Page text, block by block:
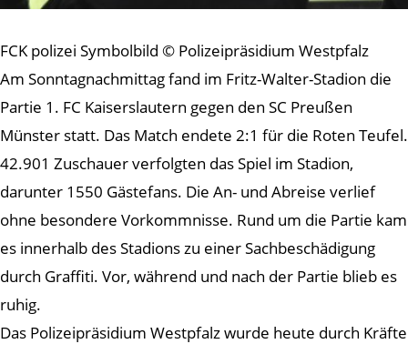
FCK polizei Symbolbild © Polizeipräsidium Westpfalz
Am Sonntagnachmittag fand im Fritz-Walter-Stadion die
Partie 1. FC Kaiserslautern gegen den SC Preußen
Münster statt. Das Match endete 2:1 für die Roten Teufel.
42.901 Zuschauer verfolgten das Spiel im Stadion,
darunter 1550 Gästefans. Die An- und Abreise verlief
ohne besondere Vorkommnisse. Rund um die Partie kam
es innerhalb des Stadions zu einer Sachbeschädigung
durch Graffiti. Vor, während und nach der Partie blieb es
ruhig.
Das Polizeipräsidium Westpfalz wurde heute durch Kräfte